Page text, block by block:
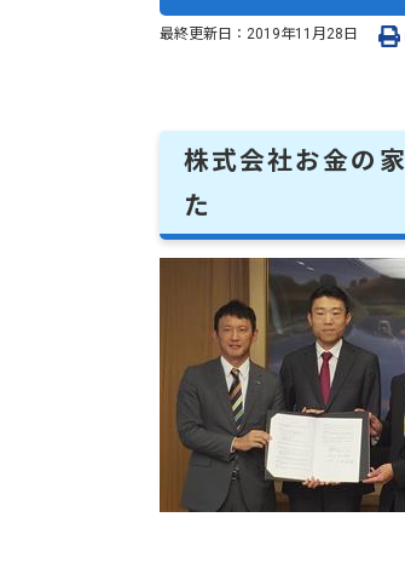
最終更新日： 2019年11月28日
株式会社お金の
た